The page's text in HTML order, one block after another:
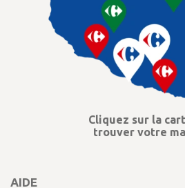
AIDE
Cliquez sur la
trouver votre